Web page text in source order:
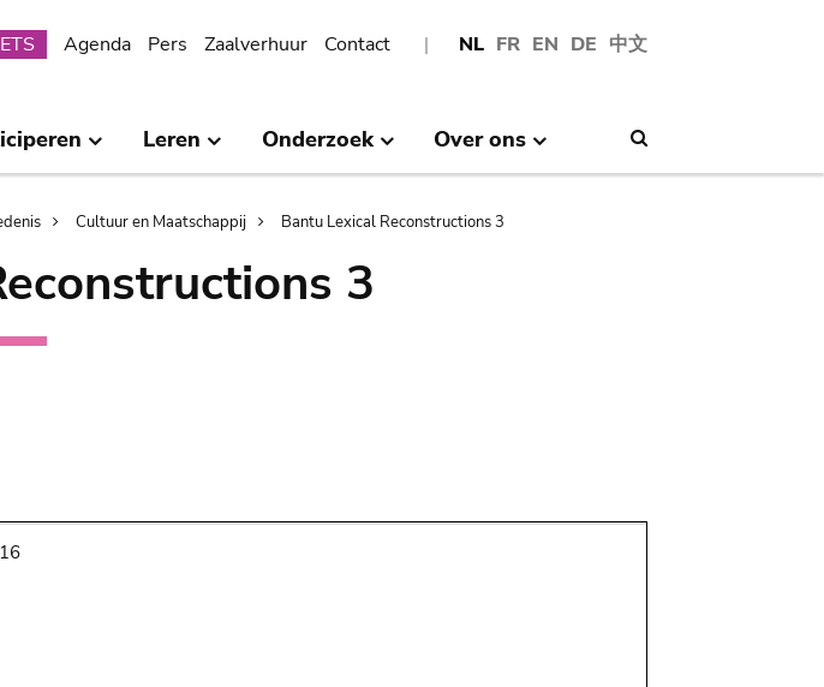
NL FR EN DE 中文
Agenda Pers Zaalverhuur Contact
Leren Onderzoek Over ons
Cultuur en Maatschappij Bantu Lexical Reconstructions 3
3